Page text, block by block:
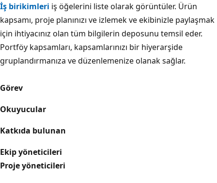
İş birikimleri iş öğelerini liste olarak görüntüler. Ürün
kapsamı, proje planınızı ve izlemek ve ekibinizle paylaşmak
için ihtiyacınız olan tüm bilgilerin deposunu temsil eder.
Portföy kapsamları, kapsamlarınızı bir hiyerarşide
gruplandırmanıza ve düzenlemenize olanak sağlar.
Görev
Okuyucular
Katkıda bulunan
Ekip yöneticileri
Proje yöneticileri